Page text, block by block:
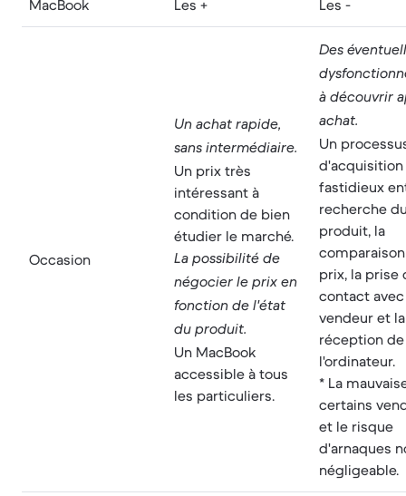
MacBook Les + Les -
Occasion
Un achat rapide,
sans intermédiaire.
Un prix très
intéressant à
condition de bien
étudier le marché.
La possibilité de
négocier le prix en
fonction de l'état
du produit.
Un MacBook
accessible à tous
les particuliers.
Des
à découvrir
achat.
Un
fastidieux
recherche
produit, la
prix, la prise
contact
vendeur et la
réception de
l'ordinateur.
* La
certains
et le risque
d'arnaques
négligeable.